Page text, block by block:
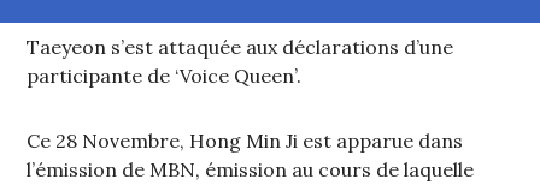
Taeyeon s’est attaquée aux déclarations d’une
participante de ‘Voice Queen’.
Ce 28 Novembre, Hong Min Ji est apparue dans
l’émission de MBN, émission au cours de laquelle